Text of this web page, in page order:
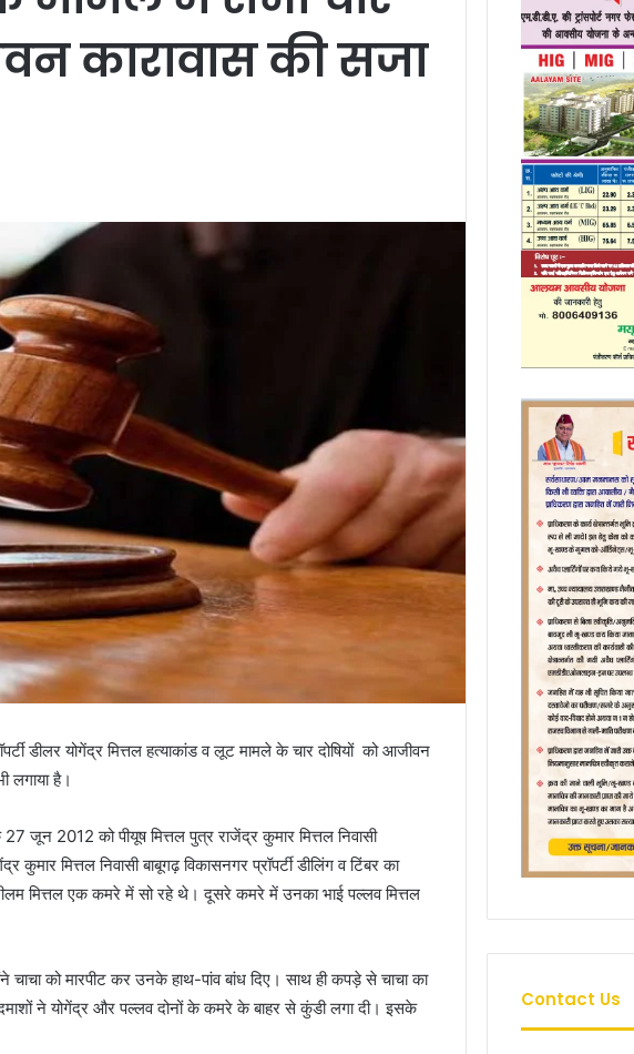
कारावास की सजा
डीलर योगेंद्र मित्तल हत्याकांड व लूट मामले के चार दोषियों को आजीवन
लगाया है।
जून 2012 को पीयूष मित्तल पुत्र राजेंद्र कुमार मित्तल निवासी
मित्तल निवासी बाबूगढ़ विकासनगर प्रॉपर्टी डीलिंग व टिंबर का
मित्तल एक कमरे में सो रहे थे। दूसरे कमरे में उनका भाई पल्लव मित्तल
को मारपीट कर उनके हाथ-पांव बांध दिए। साथ ही कपड़े से चाचा का
ने योगेंद्र और पल्लव दोनों के कमरे के बाहर से कुंडी लगा दी। इसके
Contact Us